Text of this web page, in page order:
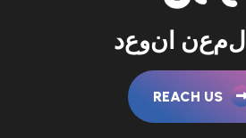
دعونا نعمل
REACH US